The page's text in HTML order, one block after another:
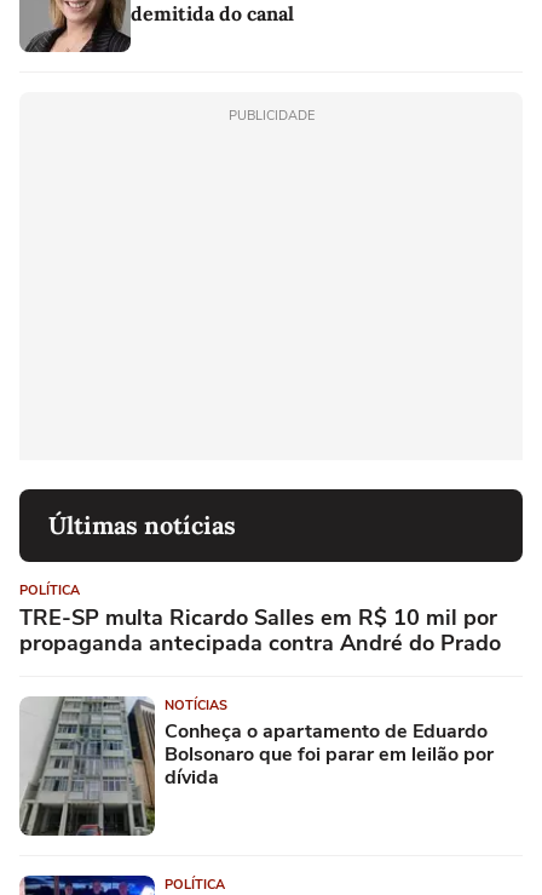
demitida do canal
PUBLICIDADE
Últimas notícias
POLÍTICA
TRE-SP multa Ricardo Salles em R$ 10 mil por
propaganda antecipada contra André do Prado
NOTÍCIAS
Conheça o apartamento de Eduardo
Bolsonaro que foi parar em leilão por
dívida
POLÍTICA